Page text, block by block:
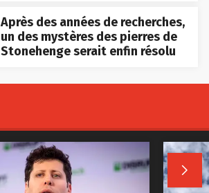
Après des années de recherches,
un des mystères des pierres de
Stonehenge serait enfin résolu
